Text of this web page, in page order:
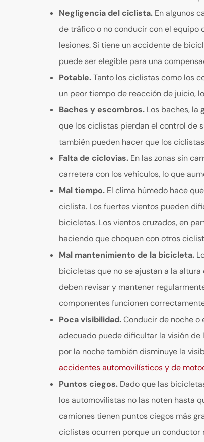
Negligencia del ciclista. En algunos
de tráfico o no conducir con el equipo
lesiones. Si tiene un accidente de
puede ser elegible para una
Potable.Tanto los ciclistas como los
un peor tiempo de reacción de juicio,
Baches y escombros. Los baches, la
que los ciclistas pierdan el control de
también pueden hacer que los
Falta de ciclovías. En las zonas sin
carretera con los vehículos, lo que
Mal tiempo. El clima húmedo hace
ciclista. Los fuertes vientos pueden
bicicletas. Los vientos cruzados, en
haciendo que choquen con otros
Mal mantenimiento de la bicicleta.
bicicletas que no se ajustan a la
deben revisar y mantener
componentes funcionen
Poca visibilidad.Conducir de noche o
adecuado puede dificultar la visión
por la noche también disminuye la
accidentes automovilísticos y de
Puntos ciegos. Dado que las
los automovilistas no las noten hasta
camiones tienen puntos ciegos más
ciclistas ocurren porque un